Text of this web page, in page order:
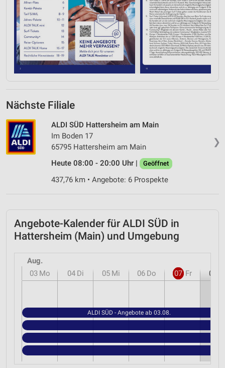
Nächste Filiale
❯
ALDI SÜD Hattersheim am Main
Im Boden 17
65795 Hattersheim am Main
Heute 08:00 - 20:00 Uhr |
Geöffnet
437,76 km • Angebote: 6 Prospekte
Angebote-Kalender für ALDI SÜD in
Hattersheim (Main) und Umgebung
Aug.
03 Mo 04 Di 05 Mi 06 Do 07 Fr 08
ALDI SÜD - Angebote ab 03.08.